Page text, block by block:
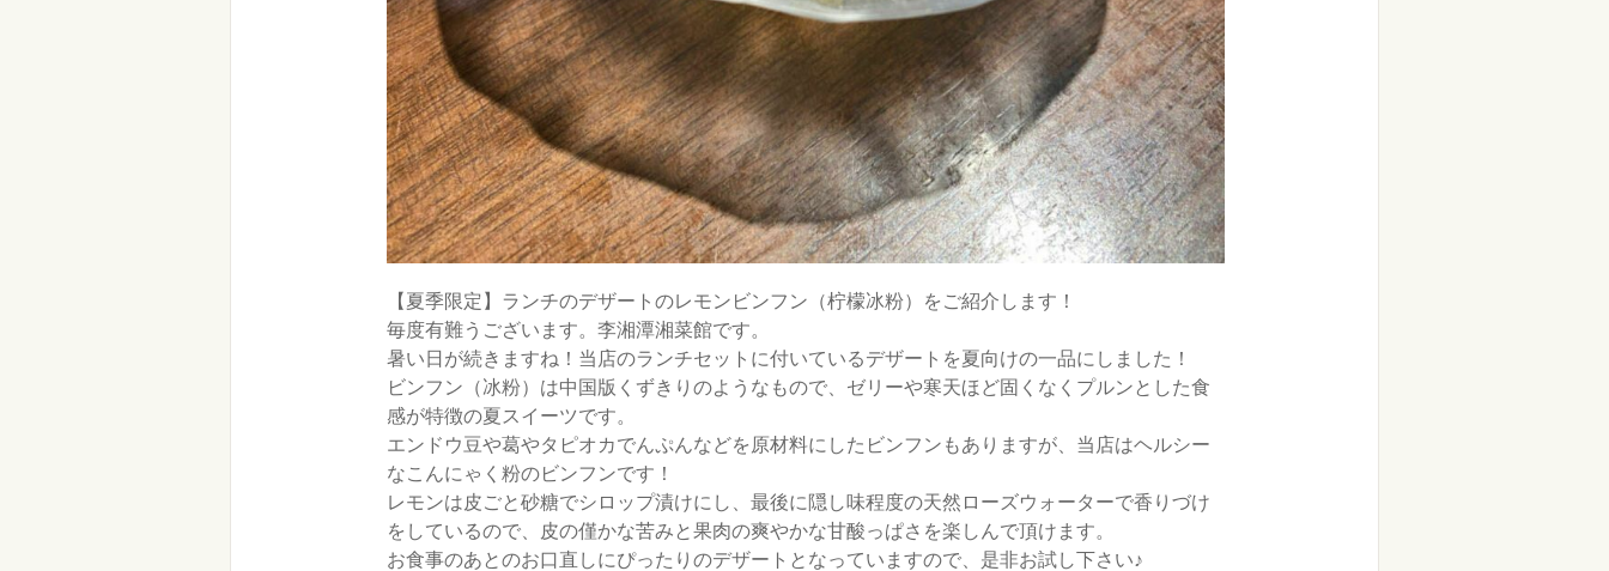
【夏季限定】ランチのデザートのレモンビンフン（柠檬冰粉）をご紹介します！
毎度有難うございます。李湘潭湘菜館です。
暑い日が続きますね！当店のランチセットに付いているデザートを夏向けの一品にしました！
ビンフン（冰粉）は中国版くずきりのようなもので、ゼリーや寒天ほど固くなくプルンとした食
感が特徴の夏スイーツです。
エンドウ豆や葛やタピオカでんぷんなどを原材料にしたビンフンもありますが、当店はヘルシー
なこんにゃく粉のビンフンです！
レモンは皮ごと砂糖でシロップ漬けにし、最後に隠し味程度の天然ローズウォーターで香りづけ
をしているので、皮の僅かな苦みと果肉の爽やかな甘酸っぱさを楽しんで頂けます。
お食事のあとのお口直しにぴったりのデザートとなっていますので、是非お試し下さい♪